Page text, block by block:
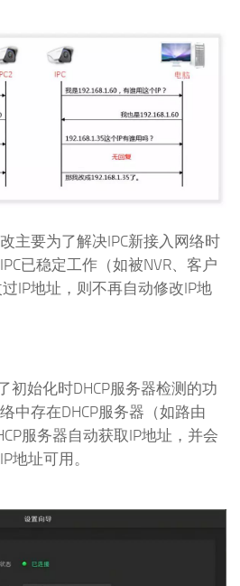
要为了解决IPC新接入网络时
已稳定工作（如被NVR、客户
IP地址，则不再自动修改IP地
始化时DHCP服务器检测的功
中存在DHCP服务器（如路由
服务器自动获取IP地址，并会
地址可用。